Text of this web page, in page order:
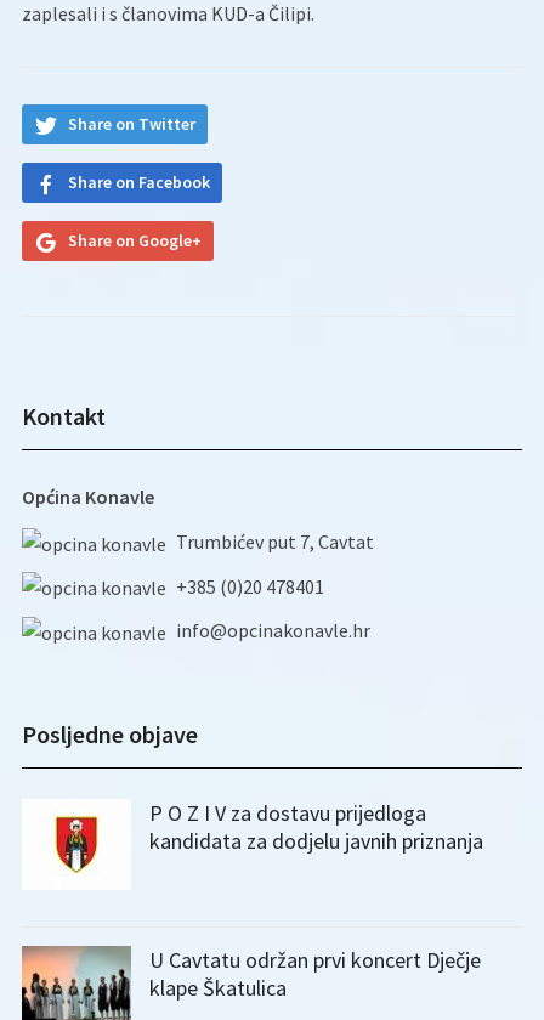
zaplesali i s članovima KUD-a Čilipi.
Share on Twitter
Share on Facebook
Share on Google+
Kontakt
Općina Konavle
Trumbićev put 7, Cavtat
+385 (0)20 478401
info@opcinakonavle.hr
Posljedne objave
P O Z I V za dostavu prijedloga
kandidata za dodjelu javnih priznanja
U Cavtatu održan prvi koncert Dječje
klape Škatulica